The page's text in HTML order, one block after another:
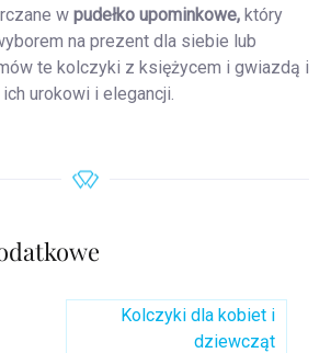
w pudełko upominkowe, który
na prezent dla siebie lub
te kolczyki z księżycem i gwiazdą i
urokowi i elegancji.
Kolczyki dla kobiet i
dziewcząt